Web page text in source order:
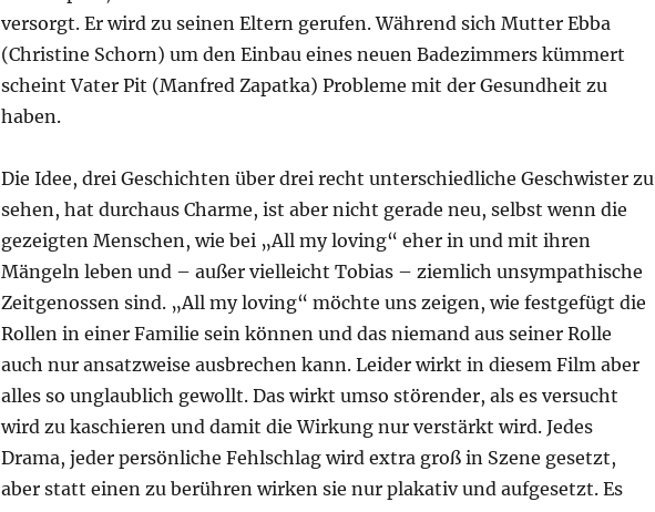
versorgt. Er wird zu seinen Eltern gerufen. Während sich Mutter Ebba
(Christine Schorn) um den Einbau eines neuen Badezimmers kümmert
scheint Vater Pit (Manfred Zapatka) Probleme mit der Gesundheit zu
haben.
Die Idee, drei Geschichten über drei recht unterschiedliche Geschwister zu
sehen, hat durchaus Charme, ist aber nicht gerade neu, selbst wenn die
gezeigten Menschen, wie bei „All my loving“ eher in und mit ihren
Mängeln leben und – außer vielleicht Tobias – ziemlich unsympathische
Zeitgenossen sind. „All my loving“ möchte uns zeigen, wie festgefügt die
Rollen in einer Familie sein können und das niemand aus seiner Rolle
auch nur ansatzweise ausbrechen kann. Leider wirkt in diesem Film aber
alles so unglaublich gewollt. Das wirkt umso störender, als es versucht
wird zu kaschieren und damit die Wirkung nur verstärkt wird. Jedes
Drama, jeder persönliche Fehlschlag wird extra groß in Szene gesetzt,
aber statt einen zu berühren wirken sie nur plakativ und aufgesetzt. Es